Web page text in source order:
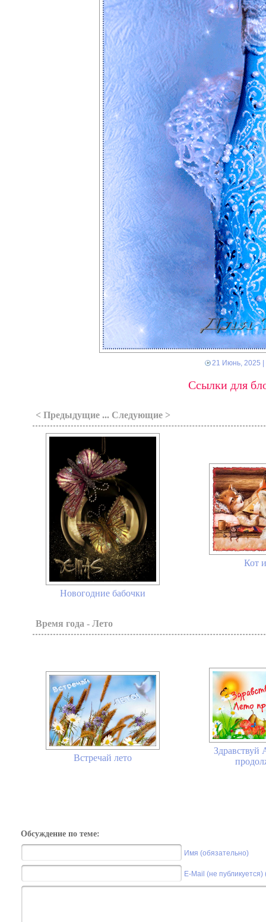
21 Июнь, 2025
Ссылки для
< Предыдущие ... Следующие >
Новогодние бабочки
Кот
Время года - Лето
Встречай лето
Здравствуй
Обсуждение по теме:
Имя (обязательно)
E-Mail (не